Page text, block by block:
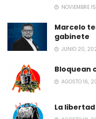
NOVIEMBRE
Marcelo
gabinete
JUNIO 20,
Bloquean
AGOSTO 16,
La